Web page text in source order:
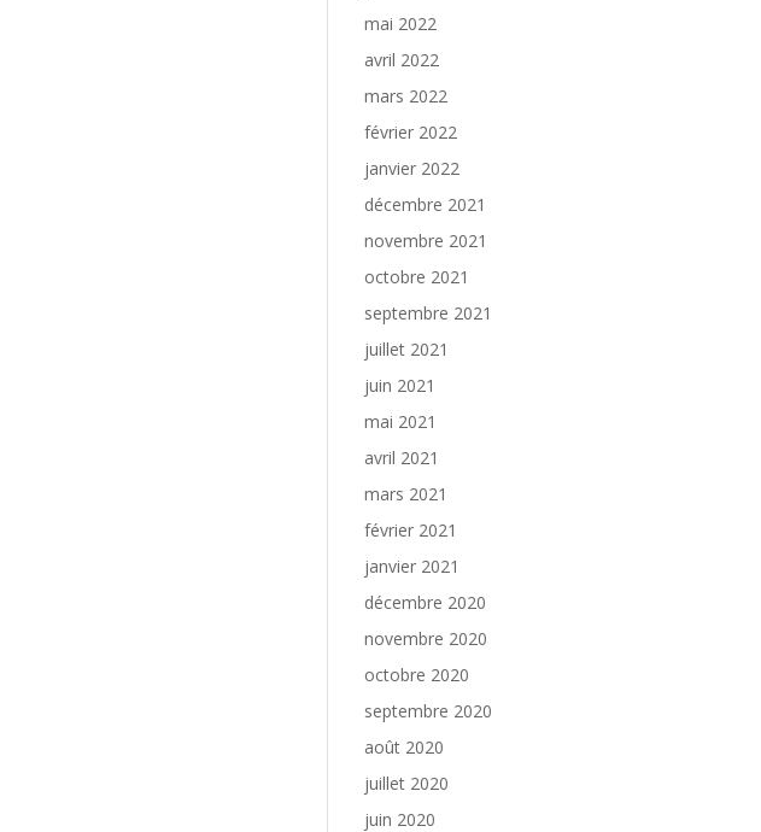
mai 2022
avril 2022
mars 2022
février 2022
janvier 2022
décembre 2021
novembre 2021
octobre 2021
septembre 2021
juillet 2021
juin 2021
mai 2021
avril 2021
mars 2021
février 2021
janvier 2021
décembre 2020
novembre 2020
octobre 2020
septembre 2020
août 2020
juillet 2020
juin 2020